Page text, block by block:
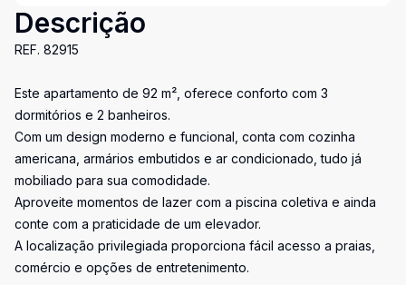
Descrição
REF. 82915
Este apartamento de 92 m², oferece conforto com 3
dormitórios e 2 banheiros.
Com um design moderno e funcional, conta com cozinha
americana, armários embutidos e ar condicionado, tudo já
mobiliado para sua comodidade.
Aproveite momentos de lazer com a piscina coletiva e ainda
conte com a praticidade de um elevador.
A localização privilegiada proporciona fácil acesso a praias,
comércio e opções de entretenimento.